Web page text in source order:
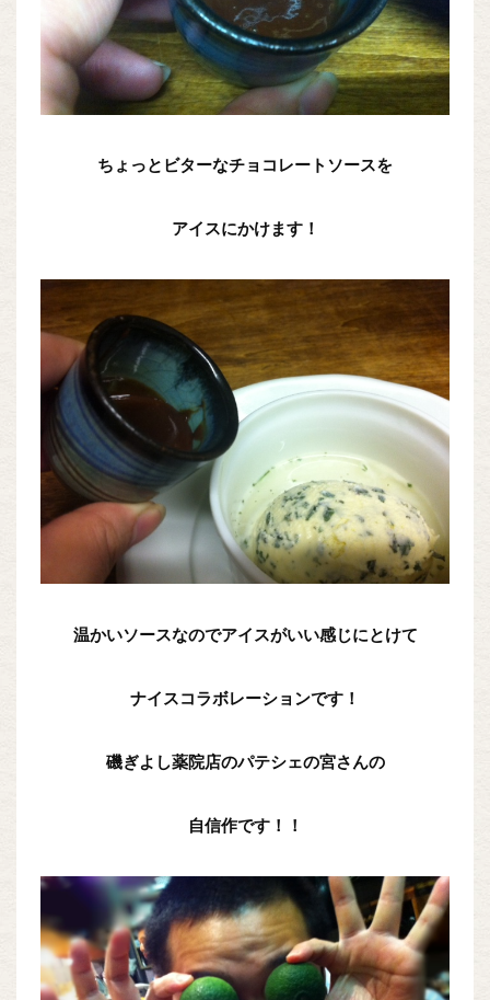
ちょっとビターなチョコレートソースを
アイスにかけます！
温かいソースなのでアイスがいい感じにとけて
ナイスコラボレーションです！
磯ぎよし薬院店のパテシェの宮さんの
自信作です！！